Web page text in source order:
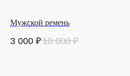
Мужской ремень
3 000 ₽10 000 ₽